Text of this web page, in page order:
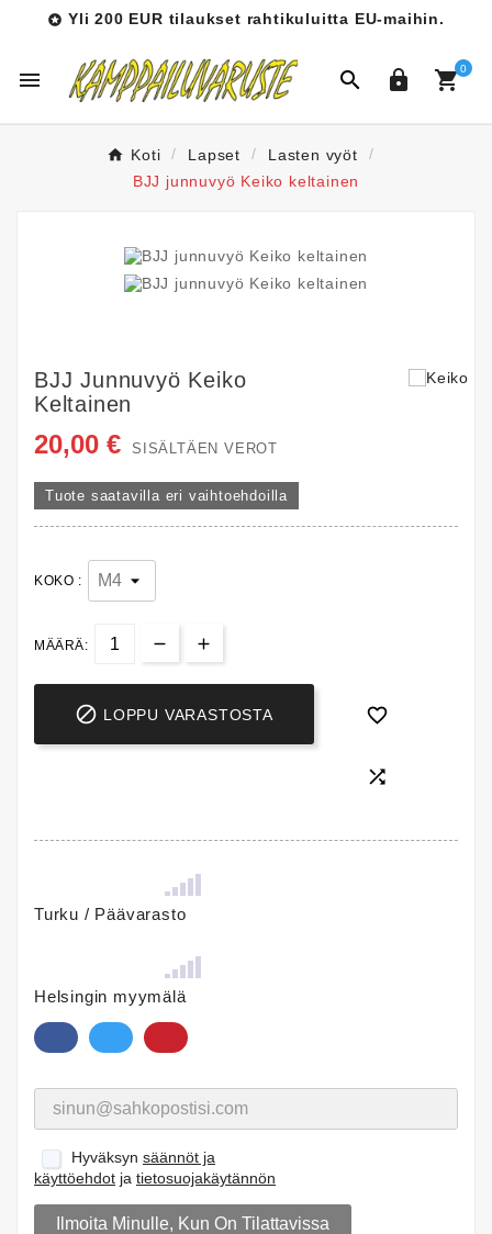
 Yli 200 EUR tilaukset rahtikuluitta EU-maihin.
   0
Koti Lapset
Lasten vyöt
BJJ junnuvyö Keiko keltainen
BJJ Junnuvyö Keiko
Keltainen
20,00 € SISÄLTÄEN VEROT
Tuote saatavilla eri vaihtoehdoilla
KOKO :
MÄÄRÄ:
 LOPPU VARASTOSTA 

Turku / Päävarasto
Helsingin myymälä
Hyväksyn säännöt ja
käyttöehdot ja tietosuojakäytännön
Ilmoita Minulle, Kun On Tilattavissa